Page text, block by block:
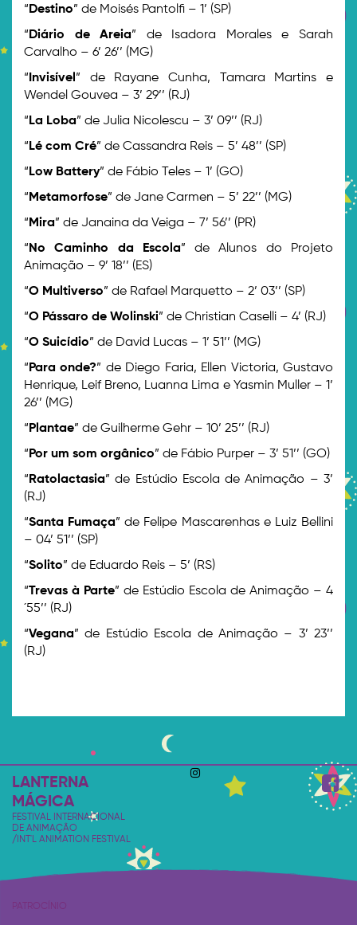
“ Destino” de Moisés Pantolfi – 1’ (SP)
“ Diário de Areia” de Isadora Morales e Sarah
Carvalho – 6’ 26’’ (MG)
“ Invisível ” de Rayane Cunha, Tamara Martins e
Wendel Gouvea – 3’ 29’’ (RJ)
“ La Loba” de Julia Nicolescu – 3’ 09’’ (RJ)
“ Lé com Cré” de Cassandra Reis – 5’ 48’’ (SP)
“ Low Battery” de Fábio Teles – 1’ (GO)
“ Metamorfose” de Jane Carmen – 5’ 22’’ (MG)
“ Mira” de Janaina da Veiga – 7’ 56’’ (PR)
“ No Caminho da Escola” de Alunos do Projeto
Animação – 9’ 18’’ (ES)
“O Multiverso” de Rafael Marquetto – 2’ 03’’ (SP)
“O Pássaro de Wolinski” de Christian Caselli – 4’ (RJ)
“O Suicídio” de David Lucas – 1’ 51’’ (MG)
“ Para onde?” de Diego Faria, Ellen Victoria, Gustavo
Henrique, Leif Breno, Luanna Lima e Yasmin Muller – 1’
26’’ (MG)
“ Plantae” de Guilherme Gehr – 10’ 25’’ (RJ)
“ Por um som orgânico” de Fábio Purper – 3’ 51’’ (GO)
“ Ratolactasia” de Estúdio Escola de Animação – 3’
(RJ)
“Santa Fumaça” de Felipe Mascarenhas e Luiz Bellini
– 04’ 51’’ (SP)
“Solito” de Eduardo Reis – 5’ (RS)
“Trevas à Parte” de Estúdio Escola de Animação – 4
´55’’ (RJ)
“Vegana” de Estúdio Escola de Animação – 3’ 23’’
(RJ)
LANTERNA
MÁGICA
FESTIVAL INTERNACIONAL
DE ANIMAÇÃO
/INT'L ANIMATION FESTIVAL
PATROCÍNIO